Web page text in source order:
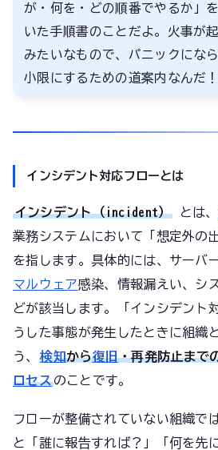
が・何を・どの順番でやるか」
いた手順書のことだよ。火事が
みたいなもので、パニックにな
小限にするための道案内なんだ！
インシデント対応フローとは
インシデント（incident） とは、
業務システムにおいて「想定外の
を指します。具体的には、サーバ
マルウェア感染、情報漏えい、シ
どが該当します。「インシデント
うした事態が発生したときに組織
う、 検知から復旧・再発防止まで
ロセスのことです。
フローが整備されていない組織で
と「誰に報告すれば？」「何を先